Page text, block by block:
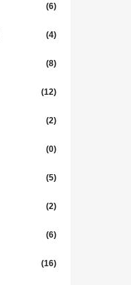
(6)
(4)
(8)
(12)
(2)
(0)
(5)
(2)
(6)
(16)